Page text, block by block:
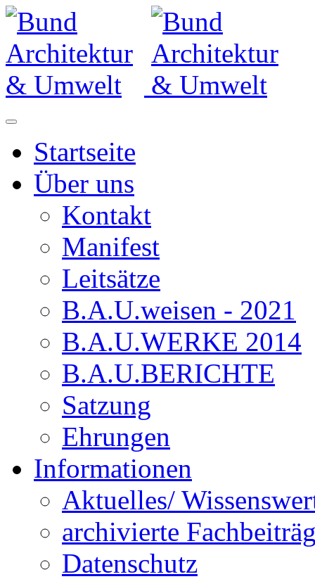
Startseite
Über uns
Kontakt
Manifest
Leitsätze
B.A.U.weisen - 2021
B.A.U.WERKE 2014
B.A.U.BERICHTE
Satzung
Ehrungen
Informationen
Aktuelles/
archivierte
Datenschutz